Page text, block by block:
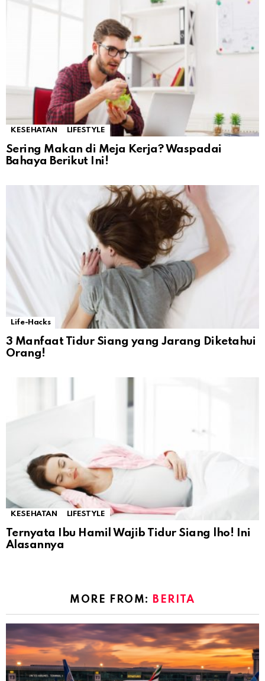
KESEHATAN LIFESTYLE
Sering Makan di Meja Kerja? Waspadai
Bahaya Berikut Ini!
Life-Hacks
3 Manfaat Tidur Siang yang Jarang Diketahui
Orang!
KESEHATAN LIFESTYLE
Ternyata Ibu Hamil Wajib Tidur Siang lho! Ini
Alasannya
MORE FROM: BERITA